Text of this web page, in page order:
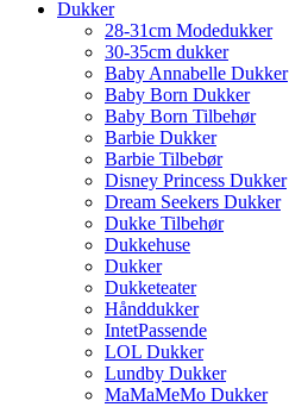
Dukker
28-31cm Modedukker
30-35cm dukker
Baby Annabelle Dukker
Baby Born Dukker
Baby Born Tilbehør
Barbie Dukker
Barbie Tilbebør
Disney Princess Dukker
Dream Seekers Dukker
Dukke Tilbehør
Dukkehuse
Dukker
Dukketeater
Hånddukker
IntetPassende
LOL Dukker
Lundby Dukker
MaMaMeMo Dukker